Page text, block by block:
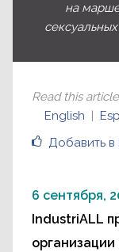
на
Добавить
Read this
English
6 сентября,
IndustriALL